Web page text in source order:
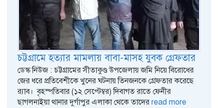
চট্টগ্রামে হত্যার মামলায় বাবা-মাসহ যুবক গ্রেফতার
ডেস্ক নিউজ : চট্টগ্রামের সীতাকুণ্ড উপজেলায় জমি নিয়ে বিরোধের
জের ধরে প্রতিবেশীকে খুনের ঘটনায় তিনজনকে গ্রেফতার করেছে
র‌্যাব। বৃহস্পতিবার (১২ সেপ্টেম্বর) দিবাগত রাতে ফেনীর
ছাগলনাইয়া থানার দুর্গাপুর এলাকা থেকে তাদের read more